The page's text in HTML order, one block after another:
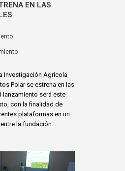
EN LAS
Investigación Agrícola
Polar se estrena en las
lanzamiento será este
con la finalidad de
plataformas en un
la fundación...